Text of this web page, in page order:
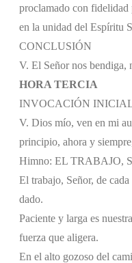
proclamado con fidelidad
en la unidad del Espíritu
CONCLUSIÓN
V. El Señor nos bendiga,
HORA TERCIA
INVOCACIÓN
V. Dios mío, ven en mi
principio, ahora y
Himno: EL TRABAJO,
El trabajo, Señor, de cada
dado.
Paciente y larga es
fuerza que aligera.
En el alto gozoso del